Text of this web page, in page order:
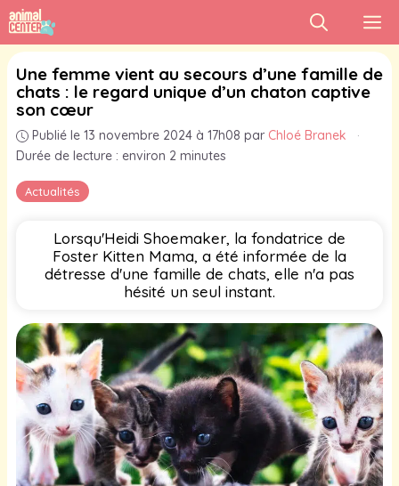
Aller
au
contenu
Actualités
Une femme vient au secours d’une famille de
chats : le regard unique d’un chaton captive
son cœur
Publié le 13 novembre 2024 à 17h08 par Chloé Branek
·
Durée de lecture : environ 2 minutes
Lorsqu'Heidi Shoemaker, la fondatrice de
Foster Kitten Mama, a été informée de la
détresse d'une famille de chats, elle n'a pas
hésité un seul instant.